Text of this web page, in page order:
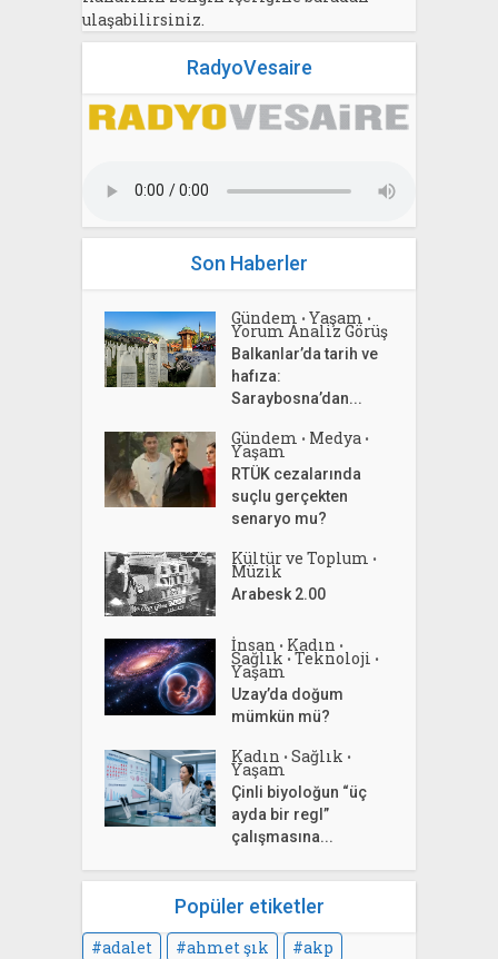
ulaşabilirsiniz.
RadyoVesaire
Son Haberler
Gündem • Yaşam •
Yorum Analiz Görüş
Balkanlar’da tarih ve
hafıza:
Saraybosna’dan...
Gündem • Medya •
Yaşam
RTÜK cezalarında
suçlu gerçekten
senaryo mu?
Kültür ve Toplum •
Müzik
Arabesk 2.00
İnsan • Kadın •
Sağlık • Teknoloji •
Yaşam
Uzay’da doğum
mümkün mü?
Kadın • Sağlık •
Yaşam
Çinli biyoloğun “üç
ayda bir regl”
çalışmasına...
Popüler etiketler
adalet ahmet şık
akp